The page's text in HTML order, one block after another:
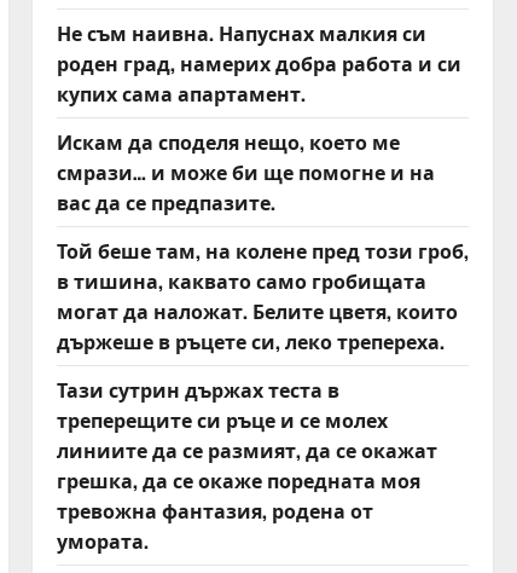
Не съм наивна. Напуснах малкия си
роден град, намерих добра работа и си
купих сама апартамент.
Искам да споделя нещо, което ме
смрази… и може би ще помогне и на
вас да се предпазите.
Той беше там, на колене пред този гроб,
в тишина, каквато само гробищата
могат да наложат. Белите цветя, които
държеше в ръцете си, леко трепереха.
Тази сутрин държах теста в
треперещите си ръце и се молех
линиите да се размият, да се окажат
грешка, да се окаже поредната моя
тревожна фантазия, родена от
умората.